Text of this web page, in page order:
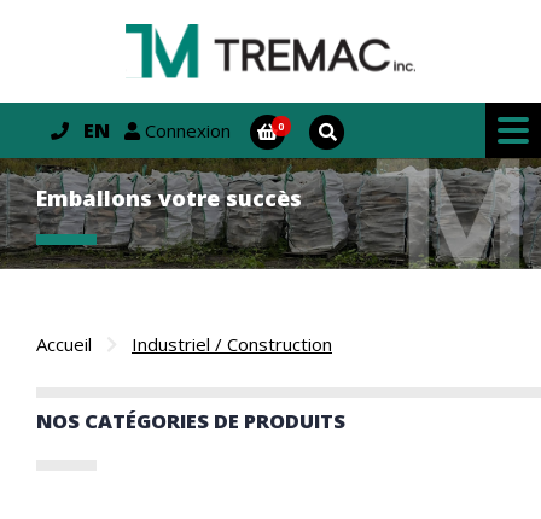
EN Connexion
Emballons votre succès
Accueil Industriel / Construction
NOS CATÉGORIES DE PRODUITS